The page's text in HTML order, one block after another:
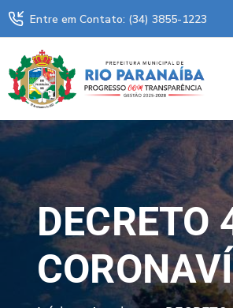
Entre em Contato: (34) 3855-1223